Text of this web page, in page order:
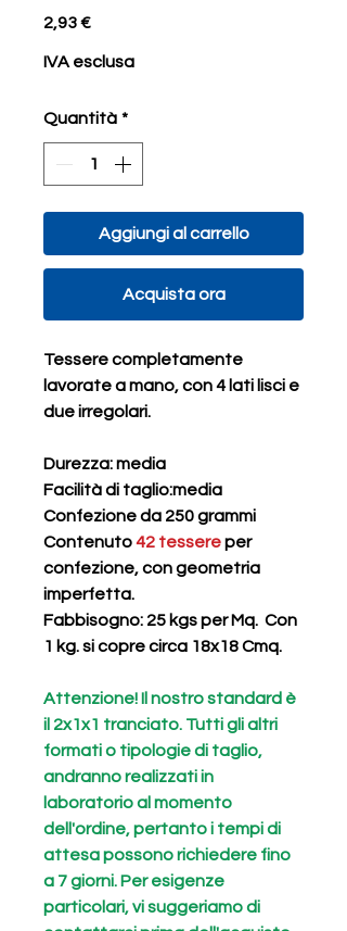
2,93 €Prezzo
IVA esclusa
Quantità *
Aggiungi al carrello
Acquista ora
Tessere completamente
lavorate a mano, con 4 lati lisci e
due irregolari.
Durezza: media
Facilità di taglio:media
Confezione da 250 grammi
Contenuto42 tessereper
confezione, con geometria
imperfetta.
Fabbisogno: 25 kgs per Mq. Con
1 kg. si copre circa 18x18 Cmq.
Attenzione! Il nostro standard è
il 2x1x1 tranciato. Tutti gli altri
formati o tipologie di taglio,
andranno realizzati in
laboratorio al momento
dell'ordine, pertanto i tempi di
attesa possono richiedere fino
a 7 giorni. Per esigenze
particolari, vi suggeriamo di